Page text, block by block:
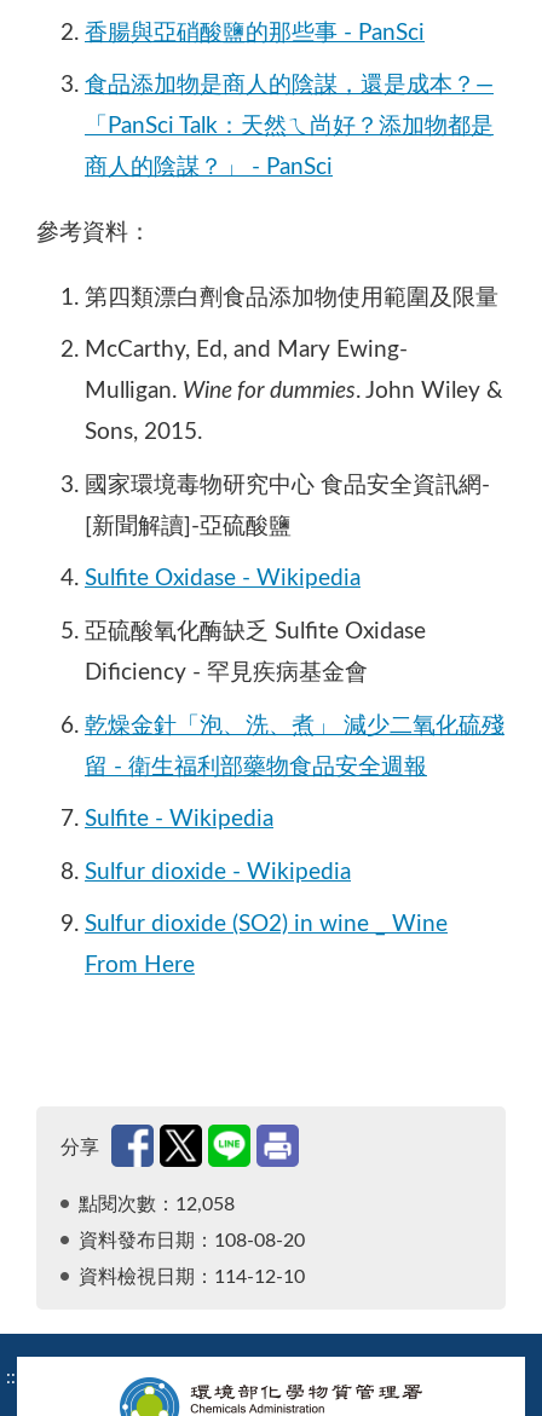
香腸與亞硝酸鹽的那些事 - PanSci
食品添加物是商人的陰謀，還是成本？—
「PanSci Talk：天然ㄟ尚好？添加物都是
商人的陰謀？」 - PanSci
參考資料：
第四類漂白劑食品添加物使用範圍及限量
McCarthy, Ed, and Mary Ewing-
Mulligan. Wine for dummies. John Wiley &
Sons, 2015.
國家環境毒物研究中心 食品安全資訊網-
[新聞解讀]-亞硫酸鹽
Sulfite Oxidase - Wikipedia
亞硫酸氧化酶缺乏 Sulfite Oxidase
Dificiency - 罕見疾病基金會
乾燥金針「泡、洗、煮」 減少二氧化硫殘
留 - 衛生福利部藥物食品安全週報
Sulfite - Wikipedia
Sulfur dioxide - Wikipedia
Sulfur dioxide (SO2) in wine _ Wine
From Here
分享
點閱次數：12,058
資料發布日期：108-08-20
資料檢視日期：114-12-10
:::